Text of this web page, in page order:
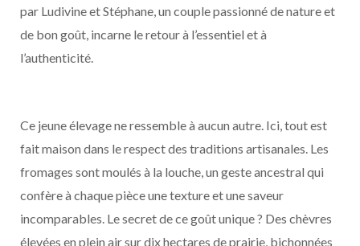
par Ludivine et Stéphane, un couple passionné de nature et
de bon goût, incarne le retour à l’essentiel et à
l’authenticité.
Ce jeune élevage ne ressemble à aucun autre. Ici, tout est
fait maison dans le respect des traditions artisanales. Les
fromages sont moulés à la louche, un geste ancestral qui
confère à chaque pièce une texture et une saveur
incomparables. Le secret de ce goût unique ? Des chèvres
élevées en plein air sur dix hectares de prairie, bichonnées